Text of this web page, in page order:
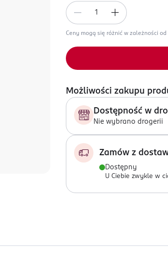
Ceny mogą się różnić w zależności od
Możliwości zakupu
Dostępność w
Nie wybrano drogerii
Zamów z
Dostępny
U Ciebie zwykle w